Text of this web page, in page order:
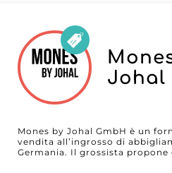
Johal
Mones by Johal GmbH è un
vendita all’ingrosso di
Germania. Il grossista propone